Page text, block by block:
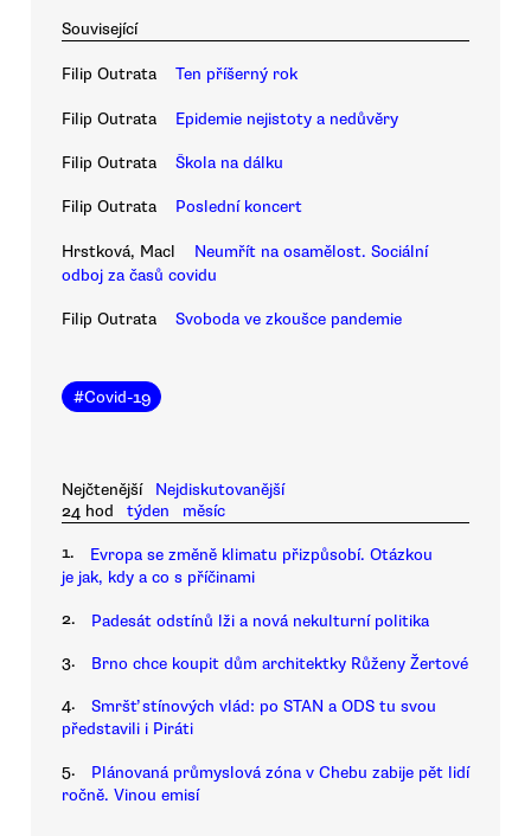
Související
Filip Outrata Ten příšerný rok
Filip Outrata Epidemie nejistoty a nedůvěry
Filip Outrata Škola na dálku
Filip Outrata Poslední koncert
Hrstková, Macl
Neumřít na osamělost. Sociální
odboj za časů covidu
Filip Outrata Svoboda ve zkoušce pandemie
#Covid-19
Nejčtenější
Nejdiskutovanější
24 hod
týden měsíc
1.
Evropa se změně klimatu přizpůsobí. Otázkou
je jak, kdy a co s příčinami
2. Padesát odstínů lži a nová nekulturní politika
3. Brno chce koupit dům architektky Růženy Žertové
4.
Smršť stínových vlád: po STAN a ODS tu svou
představili i Piráti
5.
Plánovaná průmyslová zóna v Chebu zabije pět lidí
ročně. Vinou emisí